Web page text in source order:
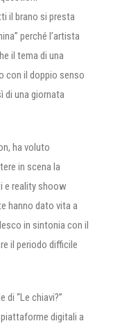
il brano si presta
perché l’artista
il tema di una
con il doppio senso
di una giornata
ha voluto
in scena la
e reality shoow
hanno dato vita a
in sintonia con il
il periodo difficile
di “Le chiavi?”
digitali a